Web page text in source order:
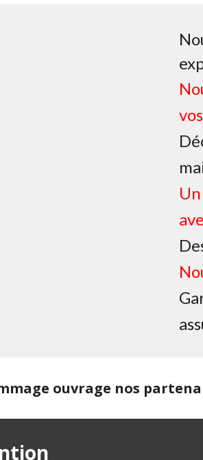
ouvrage nos